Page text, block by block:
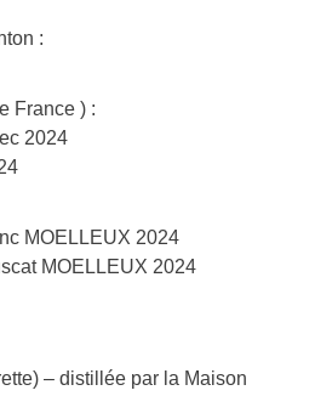
:
France ) :
2024
MOELLEUX 2024
MOELLEUX 2024
– distillée par la Maison